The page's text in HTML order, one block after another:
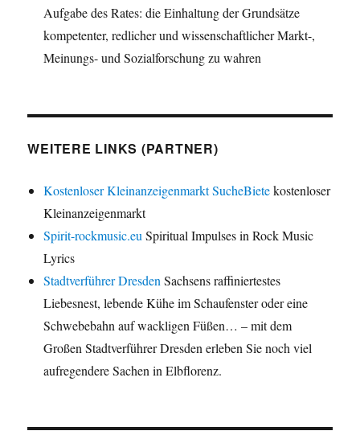
Aufgabe des Rates: die Einhaltung der Grundsätze
kompetenter, redlicher und wissenschaftlicher Markt-,
Meinungs- und Sozialforschung zu wahren
WEITERE LINKS (PARTNER)
Kostenloser Kleinanzeigenmarkt SucheBietekostenloser
Kleinanzeigenmarkt
Spirit-rockmusic.euSpiritual Impulses in Rock Music
Lyrics
Stadtverführer DresdenSachsens raffiniertestes
Liebesnest, lebende Kühe im Schaufenster oder eine
Schwebebahn auf wackligen Füßen… – mit dem
Großen Stadtverführer Dresden erleben Sie noch viel
aufregendere Sachen in Elbflorenz.